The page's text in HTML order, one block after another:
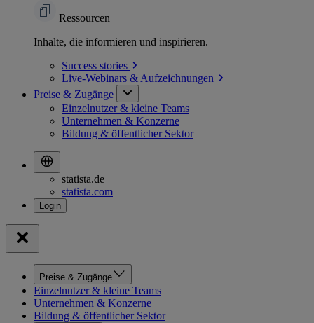
Ressourcen
Inhalte, die informieren und inspirieren.
Success stories
Live-Webinars & Aufzeichnungen
Preise & Zugänge
Einzelnutzer & kleine Teams
Unternehmen & Konzerne
Bildung & öffentlicher Sektor
statista.de
statista.com
Preise & Zugänge
Einzelnutzer & kleine Teams
Unternehmen & Konzerne
Bildung & öffentlicher Sektor